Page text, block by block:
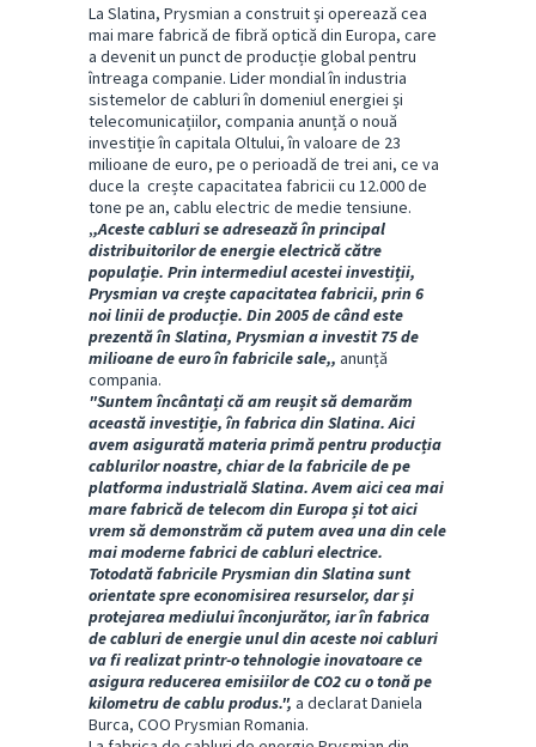
La Slatina, Prysmian a construit și operează cea
mai mare fabrică de fibră optică din Europa, care
a devenit un punct de producție global pentru
întreaga companie. Lider mondial în industria
sistemelor de cabluri în domeniul energiei și
telecomunicațiilor, compania anunță o nouă
investiție în capitala Oltului, în valoare de 23
milioane de euro, pe o perioadă de trei ani, ce va
duce la crește capacitatea fabricii cu 12.000 de
tone pe an, cablu electric de medie tensiune.
,,Aceste cabluri se adresează în principal
distribuitorilor de energie electrică către
populație. Prin intermediul acestei investiții,
Prysmian va crește capacitatea fabricii, prin 6
noi linii de producție. Din 2005 de când este
prezentă în Slatina, Prysmian a investit 75 de
milioane de euro în fabricile sale,, anunță
compania.
"Suntem încântați că am reușit să demarăm
această investiție, în fabrica din Slatina. Aici
avem asigurată materia primă pentru producția
cablurilor noastre, chiar de la fabricile de pe
platforma industrială Slatina. Avem aici cea mai
mare fabrică de telecom din Europa și tot aici
vrem să demonstrăm că putem avea una din cele
mai moderne fabrici de cabluri electrice.
Totodată fabricile Prysmian din Slatina sunt
orientate spre economisirea resurselor, dar și
protejarea mediului înconjurător, iar în fabrica
de cabluri de energie unul din aceste noi cabluri
va fi realizat printr-o tehnologie inovatoare ce
asigura reducerea emisiilor de CO2 cu o tonă pe
kilometru de cablu produs.", a declarat Daniela
Burca, COO Prysmian Romania.